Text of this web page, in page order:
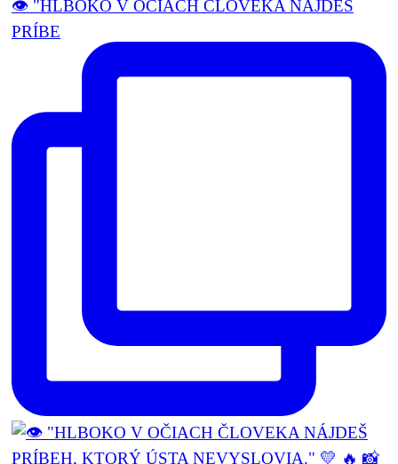
👁️ "HLBOKO V OČIACH ČLOVEKA NÁJDEŠ
PRÍBE